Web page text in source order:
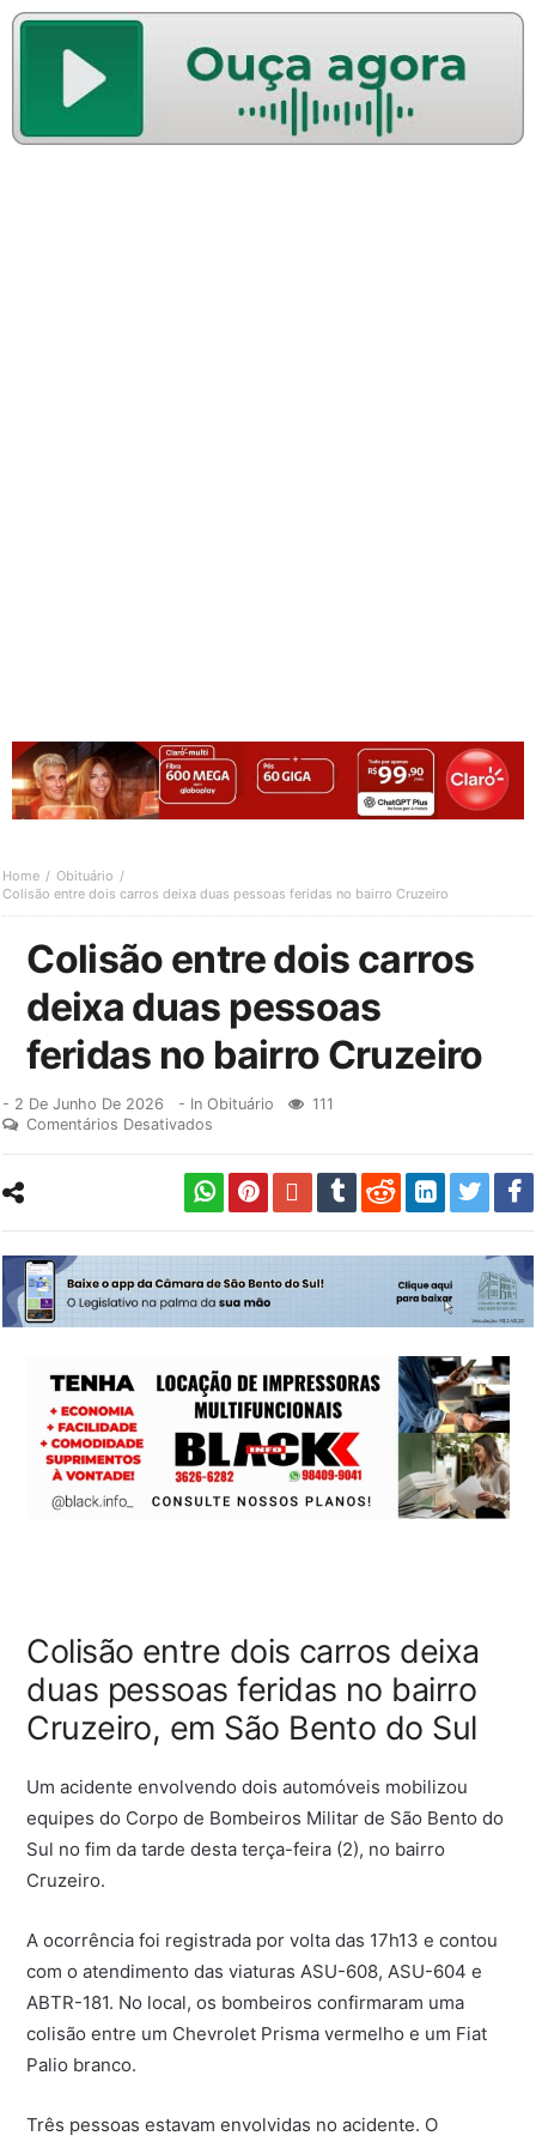
Home
Obituário
Colisão entre dois carros deixa duas pessoas feridas no bairro Cruzeiro
Colisão entre dois carros
deixa duas pessoas
feridas no bairro Cruzeiro
- 2 De Junho De 2026 - InObituário
111
Comentários Desativados
Colisão entre dois carros deixa
duas pessoas feridas no bairro
Cruzeiro, em São Bento do Sul
Um acidente envolvendo dois automóveis mobilizou
equipes do Corpo de Bombeiros Militar de São Bento do
Sul no fim da tarde desta terça-feira (2), no bairro
Cruzeiro.
A ocorrência foi registrada por volta das 17h13 e contou
com o atendimento das viaturas ASU-608, ASU-604 e
ABTR-181. No local, os bombeiros confirmaram uma
colisão entre um Chevrolet Prisma vermelho e um Fiat
Palio branco.
Três pessoas estavam envolvidas no acidente. O